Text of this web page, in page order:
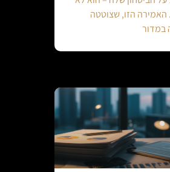
האמירה הזו, שצוטטה
במדור